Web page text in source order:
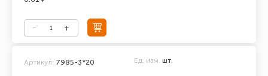
Артикул: 7985-3*20 Ед. изм. шт.